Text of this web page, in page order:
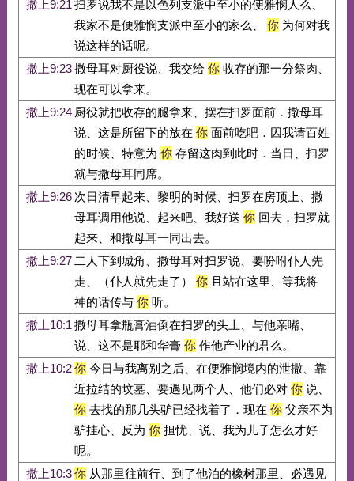
撒上9:21 扫罗说我不是以色列支派中至小的便雅悯人么、
我家不是便雅悯支派中至小的家么、
你为何对我
说这样的话呢。
撒上9:23撒母耳对厨役说、我交给 你收存的那一分祭肉、
现在可以拿来。
撒上9:24 厨役就把收存的腿拿来、摆在扫罗面前．撒母耳
说、这是所留下的放在 你面前吃吧．因我请百姓
的时候、特意为 你存留这肉到此时．当日、扫罗
就与撒母耳同席。
撒上9:26 次日清早起来、黎明的时候、扫罗在房顶上、撒
母耳调用他说、起来吧、我好送 你回去．扫罗就
起来、和撒母耳一同出去。
撒上9:27 二人下到城角、撒母耳对扫罗说、要吩咐仆人先
走、（仆人就先走了）
你且站在这里、等我将
神的话传与 你听。
撒上10:1 撒母耳拿瓶膏油倒在扫罗的头上、与他亲嘴、
说、这不是耶和华膏 你作他产业的君么。
撒上10:2你今日与我离别之后、在便雅悯境内的泄撒、靠
近拉结的坟墓、要遇见两个人、他们必对 你说、
你去找的那几头驴已经找着了．现在 你父亲不为
驴挂心、反为 你担忧、说、我为儿子怎么才好
呢。
撒上10:3你从那里往前行、到了他泊的橡树那里、必遇见